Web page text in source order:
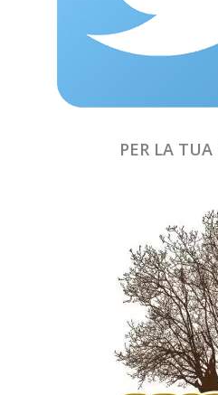
PER LA TUA